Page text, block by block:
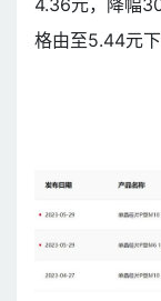
4.36元，降幅
格由至5.44元